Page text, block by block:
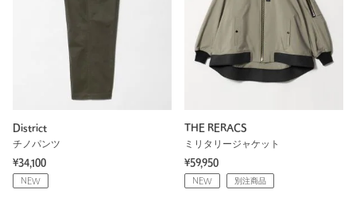
District
チノパンツ
¥34,100
NEW
THE RERACS
ミリタリージャケット
¥59,950
NEW 別注商品